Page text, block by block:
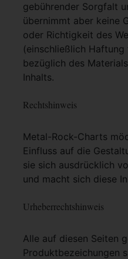
gebührender Sorgfalt
übernimmt aber keine
oder Richtigkeit des
(einschließlich
bezüglich des
Inhalts.
Rechtshinweis
Metal-Rock-Charts
Einfluss auf die
sie sich ausdrücklich
und macht sich diese
Urheberrechtshinweis
Alle auf diesen Seiten
Produktbezeichungen